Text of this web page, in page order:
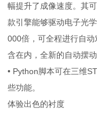
幅提升了成像速度。其
款引擎能够驱动电子光
000倍，可全程进行自
含在内，全新的自动摆
• Python脚本可在三维
些功能。
体验出色的衬度